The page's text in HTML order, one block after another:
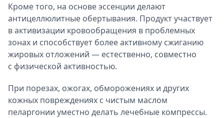
Кроме того, на основе эссенции делают
антицеллюлитные обертывания. Продукт участвует
в активизации кровообращения в проблемных
зонах и способствует более активному сжиганию
жировых отложений — естественно, совместно
с физической активностью.
При порезах, ожогах, обморожениях и других
кожных повреждениях с чистым маслом
пеларгонии уместно делать лечебные компрессы.